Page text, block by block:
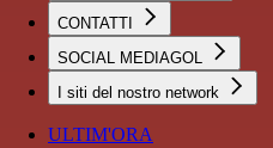
CONTATTI
SOCIAL MEDIAGOL
I siti del nostro network
ULTIM'ORA